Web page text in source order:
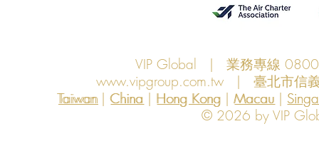
VIP Global | 業務專線
www.vipgroup.com.tw | 臺北市信
Taiwan | China | Hong Kong | Macau |
Hong Kong
China Macau
Taiwan
© 2026 by VIP